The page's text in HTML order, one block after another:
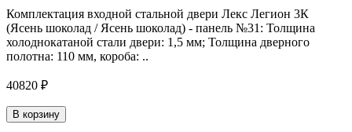
Комплектация входной стальной двери Лекс Легион 3К
(Ясень шоколад / Ясень шоколад) - панель №31: Толщина
холоднокатаной стали двери: 1,5 мм; Толщина дверного
полотна: 110 мм, короба: ..
40820 ₽
В корзину